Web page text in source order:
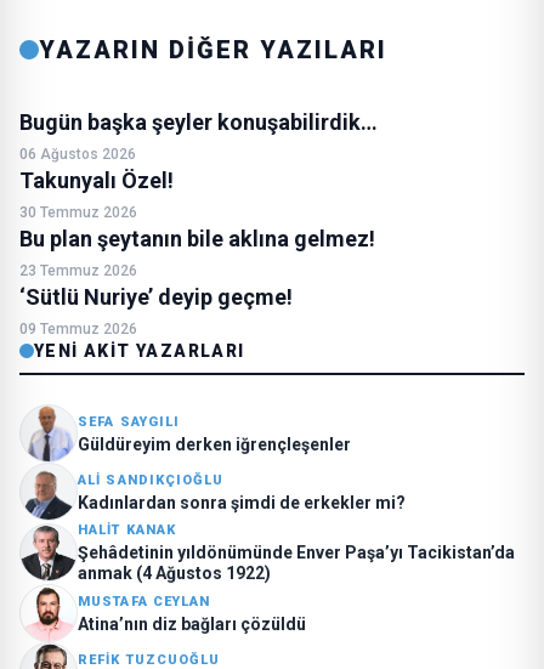
YAZARIN DİĞER YAZILARI
Bugün başka şeyler konuşabilirdik…
06 Ağustos 2026
Takunyalı Özel!
30 Temmuz 2026
Bu plan şeytanın bile aklına gelmez!
23 Temmuz 2026
‘Sütlü Nuriye’ deyip geçme!
09 Temmuz 2026
YENI AKIT YAZARLARI
SEFA SAYGILI
Güldüreyim derken iğrençleşenler
ALI SANDIKÇIOĞLU
Kadınlardan sonra şimdi de erkekler mi?
HALIT KANAK
Şehâdetinin yıldönümünde Enver Paşa’yı Tacikistan’da
anmak (4 Ağustos 1922)
MUSTAFA CEYLAN
Atina’nın diz bağları çözüldü
REFIK TUZCUOĞLU